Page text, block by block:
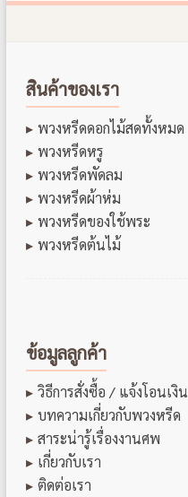
สินค้าของเรา
พวงหรีดดอกไม้สดทั้งหมด
พวงหรีดหรู
พวงหรีดพัดลม
พวงหรีดผ้าห่ม
พวงหรีดของใช้พระ
พวงหรีดต้นไม้
ข้อมูลลูกค้า
วิธีการสั่งซื้อ / แจ้งโอนเงิน
บทความเกี่ยวกับพวงหรีด
สาระน่ารู้เรื่องงานศพ
เกี่ยวกับเรา
ติดต่อเรา